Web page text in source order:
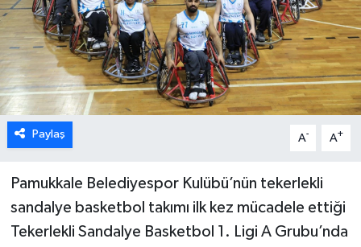
Paylaş A- A+
Pamukkale Belediyespor Kulübü’nün tekerlekli
sandalye basketbol takımı ilk kez mücadele ettiği
Tekerlekli Sandalye Basketbol 1. Ligi A Grubu’nda
RESMİ REKLAM